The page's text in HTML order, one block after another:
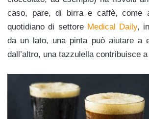
caso, pare, di birra e caffè, come
quotidiano di settore Medical Daily,
da un lato, una pinta può aiutare a
dall’altro, una tazzulella contribuisce